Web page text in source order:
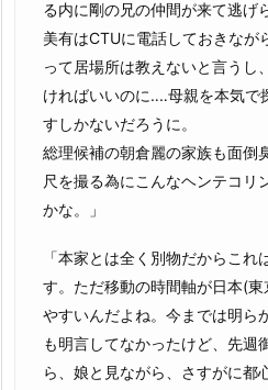
る内に剛の兄の仲間が来て逃げ
美有はCTUに電話しておきなが
って居場所は教えないと言うし
ければいいのに‥‥母親を本気
すしかないだろうに。
総理候補の朝倉麗の家族も面倒
尺を撮る為にこんなヘンテコリ
かな。」
「本家とは全く別物だからこれ
す。ただ移動の時間軸が日本(
やすいんだよね。今までは明ら
も明言してなかったけど、先週
ら、娘と見ながら、さすがに都